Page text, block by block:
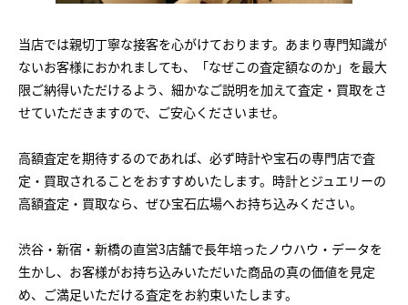
当店では親切丁寧な接客を心がけております。あまり専門知識が
ないお客様におかれましても、「なぜこの査定額なのか」を最大
限ご納得いただけるよう、細かなご説明を加えて査定・買取をさ
せていただきますので、ご安心くださいませ。
高額査定を期待するのであれば、必ず時計や宝石の専門店で査
定・買取されることをおすすめいたします。時計とジュエリーの
高額査定・買取なら、ぜひ宝石広場へお持ち込みください。
渋谷・新宿・新橋の直営3店舗で長年培ったノウハウ・データを
生かし、お客様がお持ち込みいただいた商品の真の価値を見定
め、ご満足いただける査定をお約束いたします。